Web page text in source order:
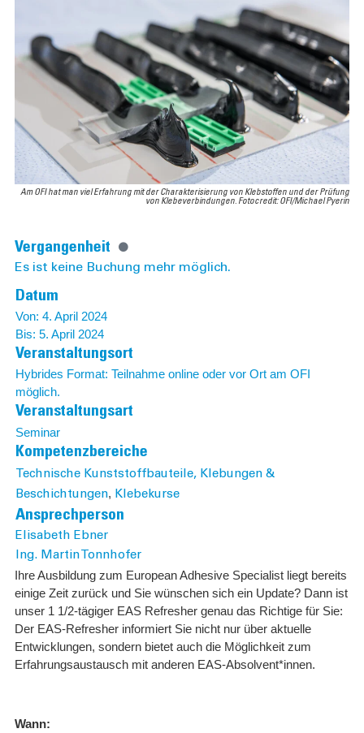
Ihre Ausbildung zum European Adhesive Specialist liegt bereits
einige Zeit zurück und Sie wünschen sich ein Update? Dann ist
unser 1 1/2-tägiger EAS Refresher genau das Richtige für Sie:
Der EAS-Refresher informiert Sie nicht nur über aktuelle
Entwicklungen, sondern bietet auch die Möglichkeit zum
Erfahrungsaustausch mit anderen EAS-Absolvent*innen.
Wann:
Am OFI hat man viel Erfahrung mit der Charakterisierung von Klebstoffen und der Prüfung
von Klebeverbindungen. Fotocredit: OFI/Michael Pyerin
Vergangenheit
Es ist keine Buchung mehr möglich.
Datum
Von: 4. April 2024
Bis: 5. April 2024
Veranstaltungsort
Hybrides Format: Teilnahme online oder vor Ort am OFI
möglich.
Veranstaltungsart
Seminar
Kompetenzbereiche
Technische Kunststoffbauteile, Klebungen &
Beschichtungen, Klebekurse
Ansprechperson
Elisabeth Ebner
Ing. Martin Tonnhofer